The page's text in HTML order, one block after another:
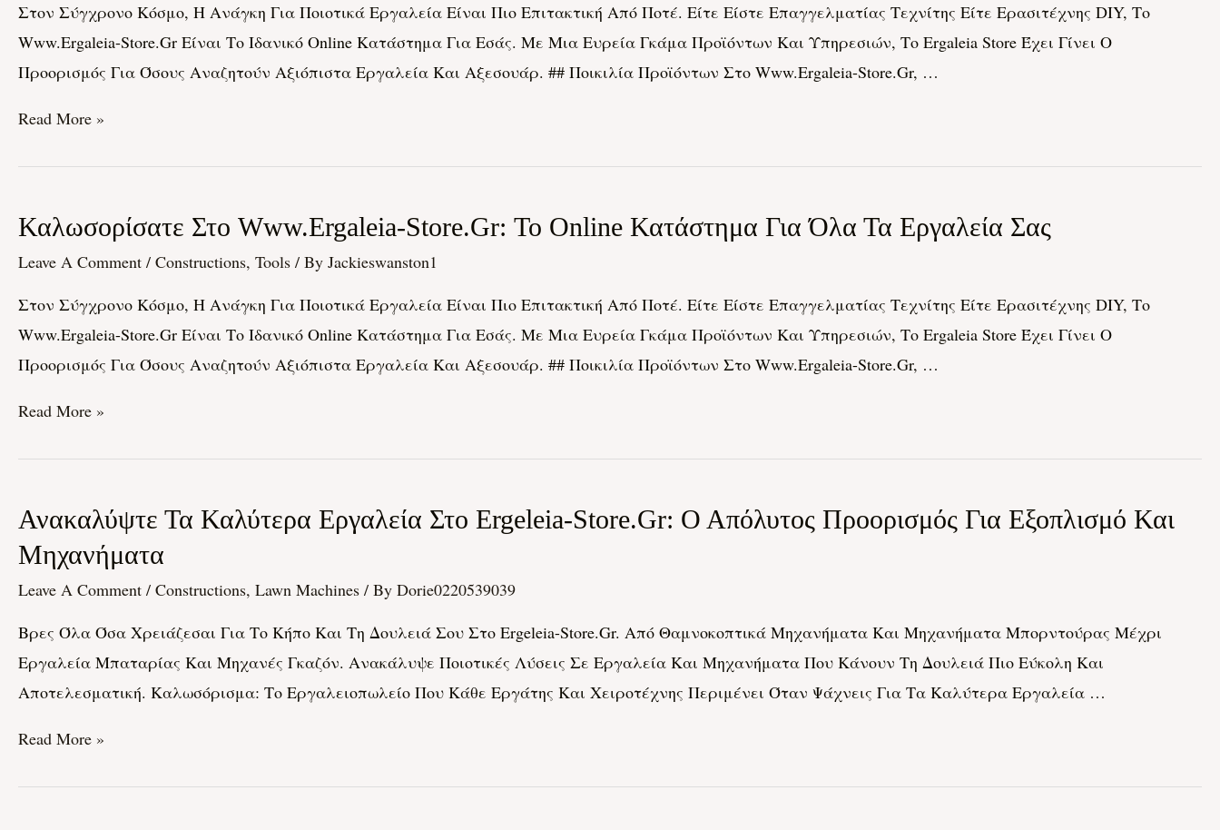
Στον Σύγχρονο Κόσμο, Η Ανάγκη Για Ποιοτικά Εργαλεία Είναι Πιο Επιτακτική Από Ποτέ. Είτε Είστε Επαγγελματίας Τεχνίτης Είτε Ερασιτέχνης DIY, Το
Www.ergaleia-Store.gr Είναι Το Ιδανικό Online Κατάστημα Για Εσάς. Με Μια Ευρεία Γκάμα Προϊόντων Και Υπηρεσιών, Το Ergaleia Store Έχει Γίνει Ο
Προορισμός Για Όσους Αναζητούν Αξιόπιστα Εργαλεία Και Αξεσουάρ. ## Ποικιλία Προϊόντων Στο Www.ergaleia-Store.gr, …
Store.gr:
Το
Online
Κατάστημα
Όλα
Εργαλεία
Σας
Read More »
Καλωσορίσατε Στο Www.ergaleia-Store.gr: Το Online Κατάστημα Για Όλα Τα Εργαλεία Σας
Leave A Comment / Constructions, Tools / By Jackieswanston1
Στον Σύγχρονο Κόσμο, Η Ανάγκη Για Ποιοτικά Εργαλεία Είναι Πιο Επιτακτική Από Ποτέ. Είτε Είστε Επαγγελματίας Τεχνίτης Είτε Ερασιτέχνης DIY, Το
Www.ergaleia-Store.gr Είναι Το Ιδανικό Online Κατάστημα Για Εσάς. Με Μια Ευρεία Γκάμα Προϊόντων Και Υπηρεσιών, Το Ergaleia Store Έχει Γίνει Ο
Προορισμός Για Όσους Αναζητούν Αξιόπιστα Εργαλεία Και Αξεσουάρ. ## Ποικιλία Προϊόντων Στο Www.ergaleia-Store.gr, …
Καλωσορίσατε
Στο
Store.gr:
Το
Online
Κατάστημα
Όλα
Εργαλεία
Σας
Read More »
Ανακαλύψτε Τα Καλύτερα Εργαλεία Στο Ergeleia-Store.gr: Ο Απόλυτος Προορισμός Για Εξοπλισμό Και
Μηχανήματα
Leave A Comment / Constructions, Lawn Machines / By Dorie0220539039
Βρες Όλα Όσα Χρειάζεσαι Για Το Κήπο Και Τη Δουλειά Σου Στο Ergeleia-Store.gr. Από Θαμνοκοπτικά Μηχανήματα Και Μηχανήματα Μπορντούρας Μέχρι
Εργαλεία Μπαταρίας Και Μηχανές Γκαζόν. Ανακάλυψε Ποιοτικές Λύσεις Σε Εργαλεία Και Μηχανήματα Που Κάνουν Τη Δουλειά Πιο Εύκολη Και
Αποτελεσματική. Καλωσόρισμα: Το Εργαλειοπωλείο Που Κάθε Εργάτης Και Χειροτέχνης Περιμένει Όταν Ψάχνεις Για Τα Καλύτερα Εργαλεία …
Ανακαλύψτε
Τα
Καλύτερα
Στο
Ergeleia-
Store.gr:
Προορισμός
Read More »